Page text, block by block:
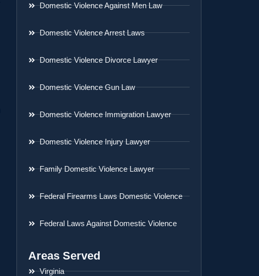
Domestic Violence Against Men Law
Domestic Violence Arrest Laws
Domestic Violence Divorce Lawyer
Domestic Violence Gun Law
Domestic Violence Immigration Lawyer
Domestic Violence Injury Lawyer
Family Domestic Violence Lawyer
Federal Firearms Laws Domestic Violence
Federal Laws Against Domestic Violence
Areas Served
Virginia